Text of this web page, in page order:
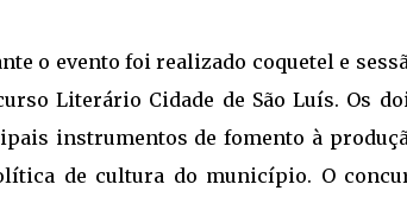
o evento foi realizado coquetel e
Literário Cidade de São Luís. Os
instrumentos de fomento à
de cultura do município. O